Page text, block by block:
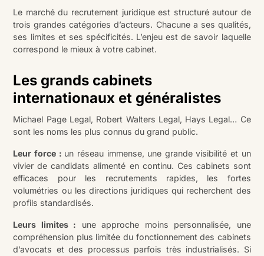
Le marché du recrutement juridique est structuré autour de
trois grandes catégories d’acteurs. Chacune a ses qualités,
ses limites et ses spécificités. L’enjeu est de savoir laquelle
correspond le mieux à votre cabinet.
Les grands cabinets
internationaux et généralistes
Michael Page Legal, Robert Walters Legal, Hays Legal… Ce
sont les noms les plus connus du grand public.
Leur force : un réseau immense, une grande visibilité et un
vivier de candidats alimenté en continu. Ces cabinets sont
efficaces pour les recrutements rapides, les fortes
volumétries ou les directions juridiques qui recherchent des
profils standardisés.
Leurs limites : une approche moins personnalisée, une
compréhension plus limitée du fonctionnement des cabinets
d’avocats et des processus parfois très industrialisés. Si